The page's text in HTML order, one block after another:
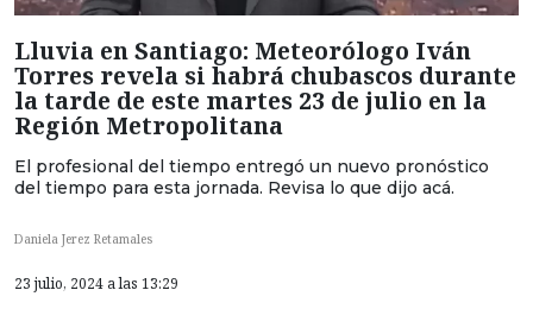
Lluvia en Santiago: Meteorólogo Iván
Torres revela si habrá chubascos durante
la tarde de este martes 23 de julio en la
Región Metropolitana
El profesional del tiempo entregó un nuevo pronóstico
del tiempo para esta jornada. Revisa lo que dijo acá.
Daniela Jerez Retamales
23 julio, 2024 a las 13:29